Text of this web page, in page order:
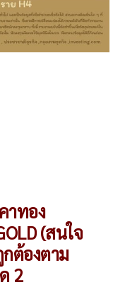
าทอง
(สนใจ
ต้องตาม
2